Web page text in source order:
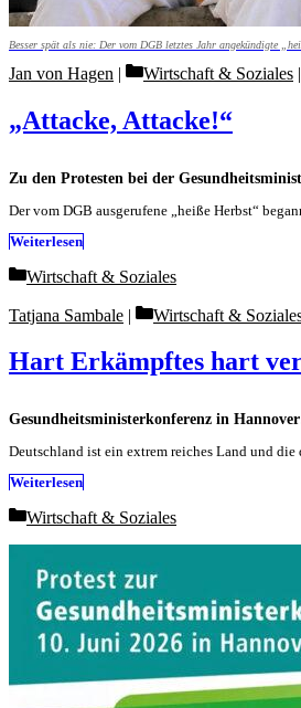
Besser spät als nie: Der vom DGB letztes Jahr angekündigte
Zu den Protesten bei der
„Attacke, Attacke!“
Jan von Hagen Categories
Wirtschaft & Soziales |
Der vom DGB ausgerufene „heiße Herbst“
Weiterlesen
Categories
Wirtschaft & Soziales
Gesundheitsministerkonferenz in
Hart Erkämpftes hart
Tatjana Sambale Categories
Wirtschaft &
Deutschland ist ein extrem reiches Land und
Weiterlesen
Categories
Wirtschaft & Soziales